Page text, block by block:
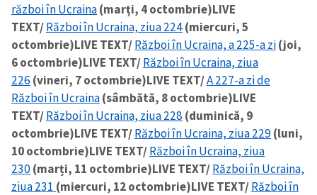
război în Ucraina(marți, 4 octombrie)LIVE
TEXT/Război în Ucraina, ziua 224(miercuri, 5
octombrie)LIVE TEXT/Război în Ucraina, a 225-a zi(joi,
6 octombrie)LIVE TEXT/Război în Ucraina, ziua
226 (vineri, 7 octombrie)LIVE TEXT/A 227-a zi de
Război în Ucraina(sâmbătă, 8 octombrie)LIVE
TEXT/Război în Ucraina, ziua 228 (duminică, 9
octombrie)LIVE TEXT/Război în Ucraina, ziua 229(luni,
10 octombrie)LIVE TEXT/Război în Ucraina, ziua
230(marți, 11 octombrie)LIVE TEXT/Război în Ucraina,
ziua 231 (miercuri, 12 octombrie)LIVE TEXT/Război în